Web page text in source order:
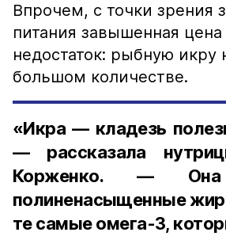
Впрочем, с точки зрения
питания завышенная
недостаток: рыбную икру
большом количестве.
«Икра — кладезь
— рассказала
Корженко. — Она
полиненасыщенные
те самые омега-3,